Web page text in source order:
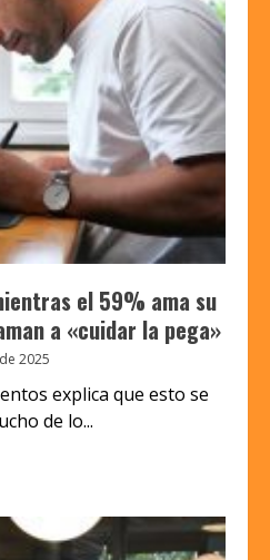
el 59% ama su
a «cuidar la pega»
2025
explica que esto se
de lo...